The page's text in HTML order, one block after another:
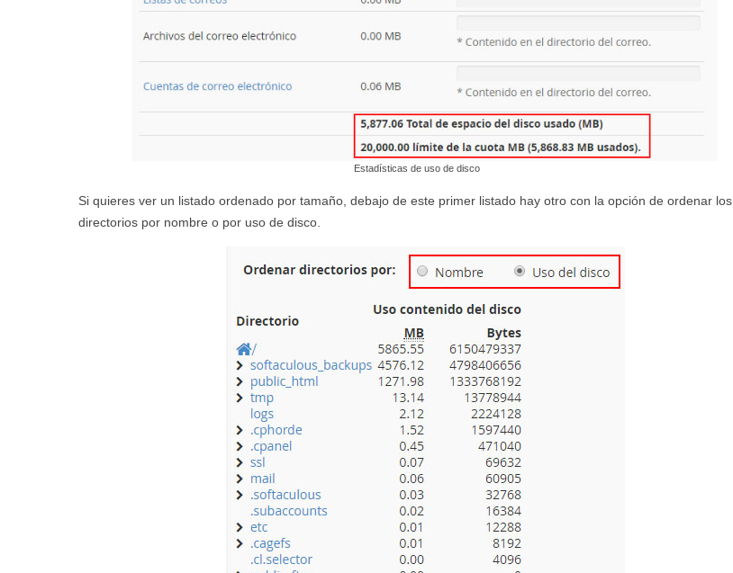
Estadísticas de uso de disco
Si quieres ver un listado ordenado por tamaño, debajo de este primer listado hay otro con la opción de ordenar los
directorios por nombre o por uso de disco.